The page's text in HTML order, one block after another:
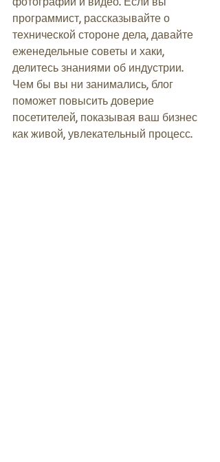
программист, рассказывайте о
технической стороне дела, давайте
еженедельные советы и хаки,
делитесь знаниями об индустрии.
Чем бы вы ни занимались, блог
поможет повысить доверие
посетителей, показывая ваш бизнес
как живой, увлекательный процесс.